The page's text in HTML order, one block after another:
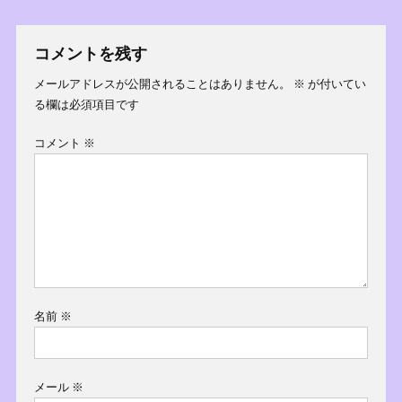
稿
ナ
ビ
ー
コメントを残す
メールアドレスが公開されることはありません。 ※ が付いてい
る欄は必須項目です
コメント ※
名前 ※
メール ※